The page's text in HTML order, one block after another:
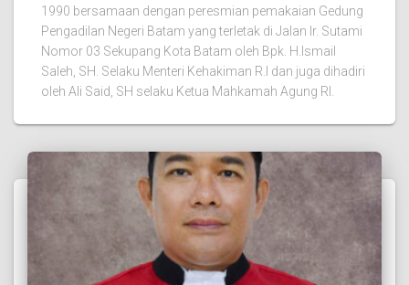
1990 bersamaan dengan peresmian pemakaian Gedung
Pengadilan Negeri Batam yang terletak di Jalan Ir. Sutami
Nomor 03 Sekupang Kota Batam oleh Bpk. H.Ismail
Saleh, SH. Selaku Menteri Kehakiman R.I dan juga dihadiri
oleh Ali Said, SH selaku Ketua Mahkamah Agung RI.